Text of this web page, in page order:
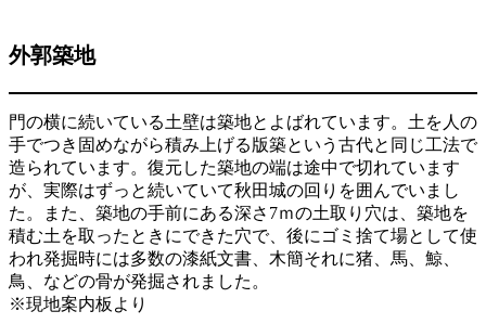
外郭築地
門の横に続いている土壁は築地とよばれています。土を人の
手でつき固めながら積み上げる版築という古代と同じ工法で
造られています。復元した築地の端は途中で切れています
が、実際はずっと続いていて秋田城の回りを囲んでいまし
た。また、築地の手前にある深さ7ｍの土取り穴は、築地を
積む土を取ったときにできた穴で、後にゴミ捨て場として使
われ発掘時には多数の漆紙文書、木簡それに猪、馬、鯨、
鳥、などの骨が発掘されました。
※現地案内板より